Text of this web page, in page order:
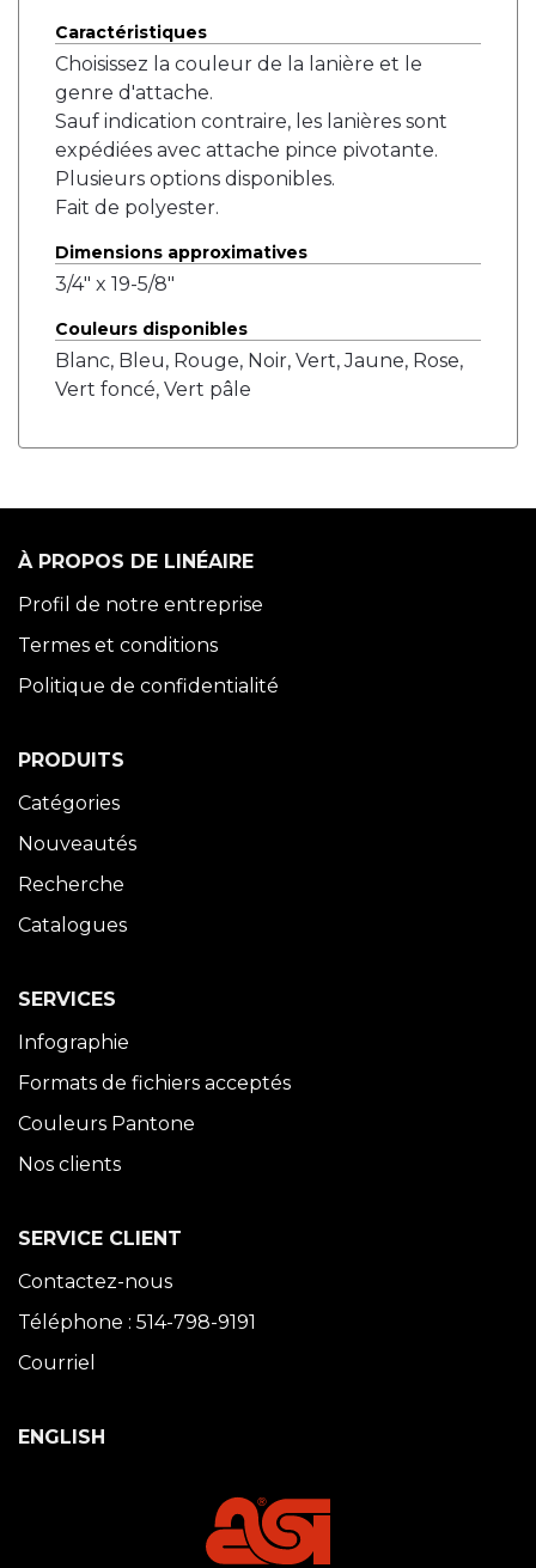
Caractéristiques
Choisissez la couleur de la lanière et le
genre d'attache.
Sauf indication contraire, les lanières sont
expédiées avec attache pince pivotante.
Plusieurs options disponibles.
Fait de polyester.
Dimensions approximatives
3/4" x 19-5/8"
Couleurs disponibles
Blanc, Bleu, Rouge, Noir, Vert, Jaune, Rose,
Vert foncé, Vert pâle
À PROPOS DE LINÉAIRE
Profil de notre entreprise
Termes et conditions
Politique de confidentialité
PRODUITS
Catégories
Nouveautés
Recherche
Catalogues
SERVICES
Infographie
Formats de fichiers acceptés
Couleurs Pantone
Nos clients
SERVICE CLIENT
Contactez-nous
Téléphone : 514-798-9191
Courriel
ENGLISH